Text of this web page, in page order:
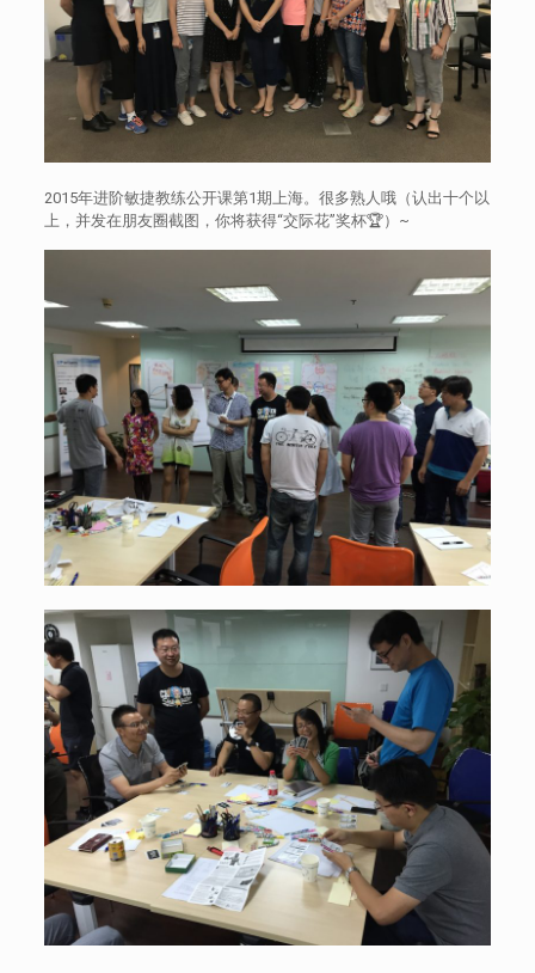
2015年进阶敏捷教练公开课第1期上海。很多熟人哦（认出十个以
上，并发在朋友圈截图，你将获得“交际花”奖杯🏆）~